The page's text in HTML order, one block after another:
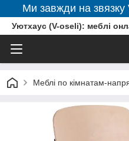
Ми завжди на звязку
Уютхаус (V-oseli): меблі
Меблі по кімнатам-